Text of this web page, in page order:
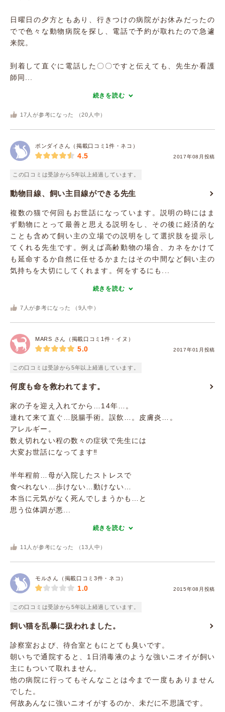
日曜日の夕方ともあり、行きつけの病院がお休みだったの
でで色々な動物病院を探し、電話で予約が取れたので急遽
来院。
到着して直ぐに電話した〇〇ですと伝えても、先生か看護
師同...
続きを読む
17 人が参考になった （20 人中）
ポンダイさん（掲載口コミ1件・ネコ）
2017年08月投稿
4.5
この口コミは受診から5年以上経過しています。
動物目線、飼い主目線ができる先生
複数の猫で何回もお世話になっています。説明の時にはま
ず動物にとって最善と思える説明をし、その後に経済的な
ことも含めて飼い主の立場での説明をして選択肢を提示し
てくれる先生です。例えば高齢動物の場合、カネをかけて
も延命するか自然に任せるかまたはその中間など飼い主の
気持ちを大切にしてくれます。何をするにも...
続きを読む
7 人が参考になった （ 9 人中）
MARS さん（掲載口コミ1件・イヌ）
2017年01月投稿
5.0
この口コミは受診から5年以上経過しています。
何度も命を救われてます。
家の子を迎え入れてから…14年…。
連れて来て直ぐ…脱腸手術。誤飲…。皮膚炎…。
アレルギー。
数え切れない程の数々の症状で先生には
大変お世話になってます‼
半年程前…母が入院したストレスで
食べれない…歩けない…動けない…
本当に元気がなく死んでしまうかも…と
思う位体調が悪...
続きを読む
11 人が参考になった （ 13 人中）
モルさん（掲載口コミ3件・ネコ）
2015年08月投稿
1.0
この口コミは受診から5年以上経過しています。
飼い猫を乱暴に扱われました。
診察室および、待合室ともにとても臭いです。
朝いちで通院すると、1日消毒液のような強いニオイが飼い
主にもついて取れません。
他の病院に行ってもそんなことは今まで一度もありません
でした。
何故あんなに強いニオイがするのか、未だに不思議です。